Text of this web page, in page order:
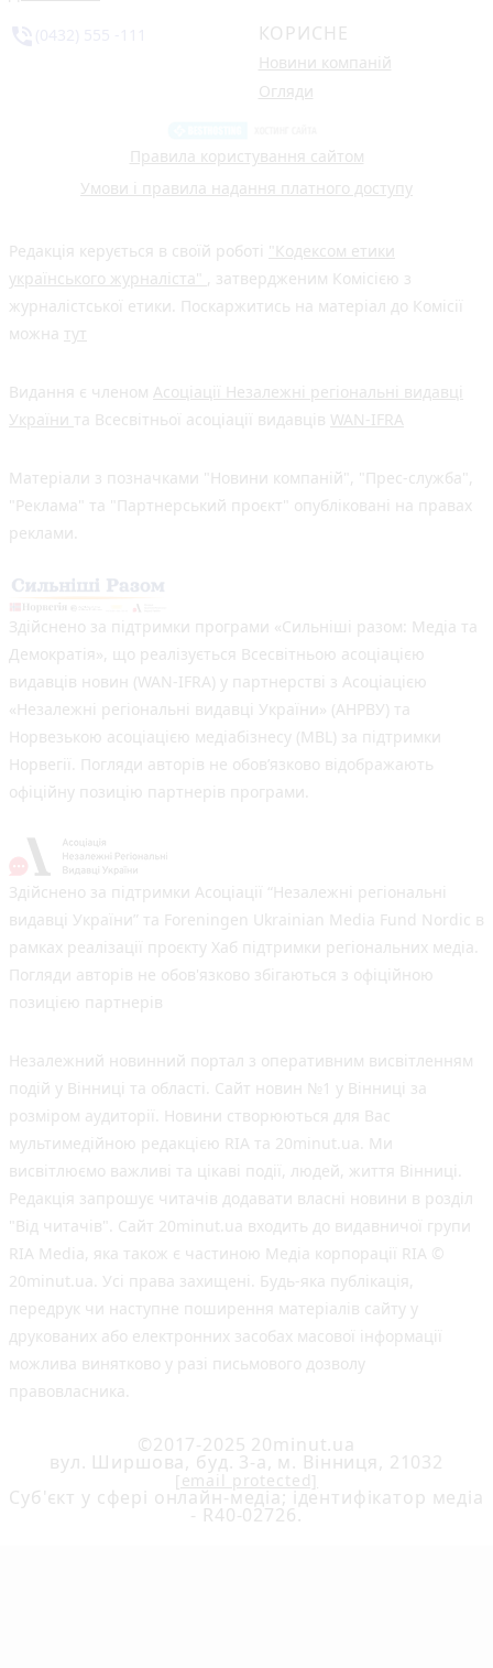
КОРИСНЕ
Новини компаній
Огляди
Правила користування сайтом
Умови і правила надання платного доступу
Редакція керується в своїй роботі "Кодексом етики
українського журналіста" , затвердженим Комісією з
журналістської етики. Поскаржитись на матеріал до Комісії
можна тут
Видання є членом Асоціації Незалежні регіональні видавці
України та Всесвітньої асоціації видавців WAN-IFRA
Матеріали з позначками "Новини компаній", "Прес-служба",
"Реклама" та "Партнерський проєкт" опубліковані на правах
реклами.
Здійснено за підтримки програми «Сильніші разом: Медіа та
Демократія», що реалізується Всесвітньою асоціацією
видавців новин (WAN-IFRA) у партнерстві з Асоціацією
«Незалежні регіональні видавці України» (АНРВУ) та
Норвезькою асоціацією медіабізнесу (MBL) за підтримки
Норвегії. Погляди авторів не обов’язково відображають
офіційну позицію партнерів програми.
Здійснено за підтримки Асоціації “Незалежні регіональні
видавці України” та Foreningen Ukrainian Media Fund Nordic в
рамках реалізації проєкту Хаб підтримки регіональних медіа.
Погляди авторів не обов'язково збігаються з офіційною
позицією партнерів
Незалежний новинний портал з оперативним висвітленням
подій у Вінниці та області. Сайт новин №1 у Вінниці за
розміром аудиторії. Новини створюються для Вас
мультимедійною редакцією RIA та 20minut.ua. Ми
висвітлюємо важливі та цікаві події, людей, життя Вінниці.
Редакція запрошує читачів додавати власні новини в розділ
"Від читачів". Сайт 20minut.ua входить до видавничої групи
RIA Media, яка також є частиною Медіа корпорації RIA ©
20minut.ua. Усі права захищені. Будь-яка публiкацiя,
передрук чи наступне поширення матеріалів сайту у
друкованих або електронних засобах масової інформації
можлива винятково у разі письмового дозволу
правовласника.
©2017-2025 20minut.ua
вул. Ширшова, буд. 3-а, м. Вінниця, 21032
[email protected]
Cуб'єкт у сфері онлайн-медіа; ідентифікатор медіа
- R40-02726.